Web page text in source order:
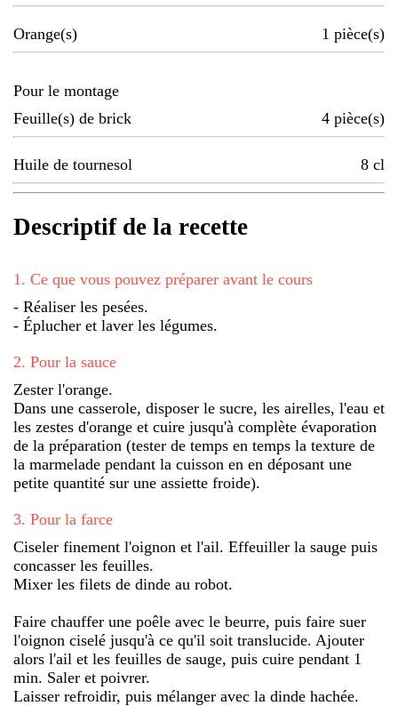
Orange(s) 1 pièce(s)
Pour le montage
Feuille(s) de brick
4 pièce(s)
Huile de tournesol 8 cl
Descriptif de la recette
1 . Ce que vous pouvez préparer avant le cours
- Réaliser les pesées.
- Éplucher et laver les légumes.
2. Pour la sauce
Zester l'orange.
Dans une casserole, disposer le sucre, les airelles, l'eau et
les zestes d'orange et cuire jusqu'à complète évaporation
de la préparation (tester de temps en temps la texture de
la marmelade pendant la cuisson en en déposant une
petite quantité sur une assiette froide).
3. Pour la farce
Ciseler finement l'oignon et l'ail. Effeuiller la sauge puis
concasser les feuilles.
Mixer les filets de dinde au robot.
Faire chauffer une poêle avec le beurre, puis faire suer
l'oignon ciselé jusqu'à ce qu'il soit translucide. Ajouter
alors l'ail et les feuilles de sauge, puis cuire pendant 1
min. Saler et poivrer.
Laisser refroidir, puis mélanger avec la dinde hachée.